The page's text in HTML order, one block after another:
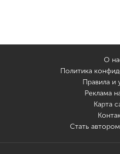
О
Политика
Правила и
Реклама
Карта
Стать